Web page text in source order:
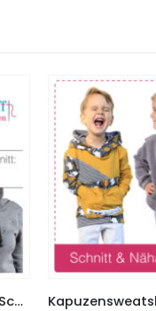
Kleid / Pullover mit Rollkragen oder Schalkragen “Thyra”, Gr. 158 – Damengr. 46